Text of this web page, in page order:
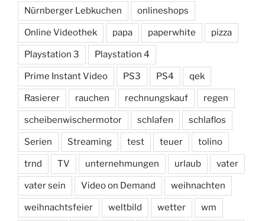
Nürnberger Lebkuchen onlineshops
Online Videothek papa paperwhite pizza
Playstation 3 Playstation 4
Prime Instant Video PS3 PS4 qek
Rasierer rauchen rechnungskauf regen
scheibenwischermotor schlafen schlaflos
Serien Streaming test teuer tolino
trnd TV unternehmungen urlaub vater
vater sein Video on Demand weihnachten
weihnachtsfeier weltbild wetter wm